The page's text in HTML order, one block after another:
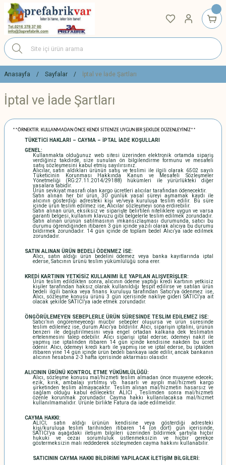
Anasayfa Sayfalar İptal ve İade Şartları
İptal ve İade Şartları
**ÖRNEKTİR. KULLANMADAN ÖNCE KENDİ SİTENİZE UYGUN BİR ŞEKİLDE DÜZENLEYİNİZ**
TÜKETİCİ HAKLARI – CAYMA – İPTAL İADE KOŞULLARI
GENEL:
Kullanmakta olduğunuz web sitesi üzerinden elektronik ortamda sipariş
verdiğiniz takdirde, size sunulan ön bilgilendirme formunu ve mesafeli
satış sözleşmesini kabul etmiş sayılırsınız.
Alıcılar, satın aldıkları ürünün satış ve teslimi ile ilgili olarak 6502 sayılı
Tüketicinin Korunması Hakkında Kanun ve Mesafeli Sözleşmeler
Yönetmeliği (RG:27.11.2014/29188) hükümleri ile yürürlükteki diğer
yasalara tabidir.
Ürün sevkiyat masrafı olan kargo ücretleri alıcılar tarafından ödenecektir.
Satın alınan her bir ürün, 30 günlük yasal süreyi aşmamak kaydı ile
alıcının gösterdiği adresteki kişi ve/veya kuruluşa teslim edilir. Bu süre
içinde ürün teslim edilmez ise, Alıcılar sözleşmeyi sona erdirebilir.
Satın alınan ürün, eksiksiz ve siparişte belirtilen niteliklere uygun ve varsa
garanti belgesi, kullanım klavuzu gibi belgelerle teslim edilmek zorundadır.
Satın alınan ürünün satılmasının imkansızlaşması durumunda, satıcı bu
durumu öğrendiğinden itibaren 3 gün içinde yazılı olarak alıcıya bu durumu
bildirmek zorundadır. 14 gün içinde de toplam bedel Alıcı’ya iade edilmek
zorundadır.
SATIN ALINAN ÜRÜN BEDELİ ÖDENMEZ İSE:
Alıcı, satın aldığı ürün bedelini ödemez veya banka kayıtlarında iptal
ederse, Satıcının ürünü teslim yükümlülüğü sona erer.
KREDİ KARTININ YETKİSİZ KULLANIMI İLE YAPILAN ALIŞVERİŞLER:
Ürün teslim edildikten sonra, alıcının ödeme yaptığı kredi kartının yetkisiz
kişiler tarafından haksız olarak kullanıldığı tespit edilirse ve satılan ürün
bedeli ilgili banka veya finans kuruluşu tarafından Satıcı'ya ödenmez ise,
Alıcı, sözleşme konusu ürünü 3 gün içerisinde nakliye gideri SATICI’ya ait
olacak şekilde SATICI’ya iade etmek zorundadır.
ÖNGÖRÜLEMEYEN SEBEPLERLE ÜRÜN SÜRESİNDE TESLİM EDİLEMEZ İSE:
Satıcı’nın öngöremeyeceği mücbir sebepler oluşursa ve ürün süresinde
teslim edilemez ise, durum Alıcı’ya bildirilir. Alıcı, siparişin iptalini, ürünün
benzeri ile değiştirilmesini veya engel ortadan kalkana dek teslimatın
ertelenmesini talep edebilir. Alıcı siparişi iptal ederse; ödemeyi nakit ile
yapmış ise iptalinden itibaren 14 gün içinde kendisine nakden bu ücret
ödenir. Alıcı, ödemeyi kredi kartı ile yapmış ise ve iptal ederse, bu iptalden
itibaren yine 14 gün içinde ürün bedeli bankaya iade edilir, ancak bankanın
alıcının hesabına 2-3 hafta içerisinde aktarması olasıdır.
ALICININ ÜRÜNÜ KONTROL ETME YÜKÜMLÜLÜĞÜ:
Alıcı, sözleşme konusu mal/hizmeti teslim almadan önce muayene edecek;
ezik, kırık, ambalajı yırtılmış vb. hasarlı ve ayıplı mal/hizmeti kargo
şirketinden teslim almayacaktır. Teslim alınan mal/hizmetin hasarsız ve
sağlam olduğu kabul edilecektir. ALICI , Teslimden sonra mal/hizmeti
özenle korunmak zorundadır. Cayma hakkı kullanılacaksa mal/hizmet
kullanılmamalıdır. Ürünle birlikte Fatura da iade edilmelidir.
CAYMA HAKKI:
ALICI; satın aldığı ürünün kendisine veya gösterdiği adresteki
kişi/kuruluşa teslim tarihinden itibaren 14 (on dört) gün içerisinde,
SATICI’ya aşağıdaki iletişim bilgileri üzerinden bildirmek şartıyla hiçbir
hukuki ve cezai sorumluluk üstlenmeksizin ve hiçbir gerekçe
göstermeksizin malı reddederek sözleşmeden cayma hakkını kullanabilir.
SATICININ CAYMA HAKKI BİLDİRİMİ YAPILACAK İLETİŞİM BİLGİLERİ: